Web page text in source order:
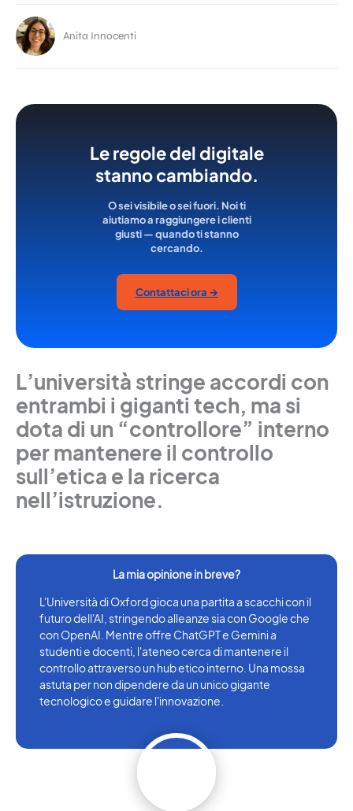
Anita Innocenti
Le regole del digitale
stanno cambiando.
O sei visibile o sei fuori. Noi ti
aiutiamo a raggiungere i clienti
giusti — quando ti stanno
cercando.
Contattaci ora →
L’università stringe accordi con
entrambi i giganti tech, ma si
dota di un “controllore” interno
per mantenere il controllo
sull’etica e la ricerca
nell’istruzione.
L'Università di Oxford gioca una partita a scacchi con il
futuro dell'AI, stringendo alleanze sia con Google che
con OpenAI. Mentre offre ChatGPT e Gemini a
studenti e docenti, l'ateneo cerca di mantenere il
controllo attraverso un hub etico interno. Una mossa
astuta per non dipendere da un unico gigante
tecnologico e guidare l'innovazione.